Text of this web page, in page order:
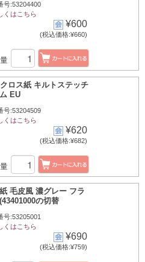
号:53204400
くはこちら
¥600
(税込価格:¥660)
ロス紙 キルトステッチ
EU
号:53204509
くはこちら
¥620
(税込価格:¥682)
毛皮風 濃グレー フラ
の切替
号:53205001
くはこちら
¥690
(税込価格:¥759)